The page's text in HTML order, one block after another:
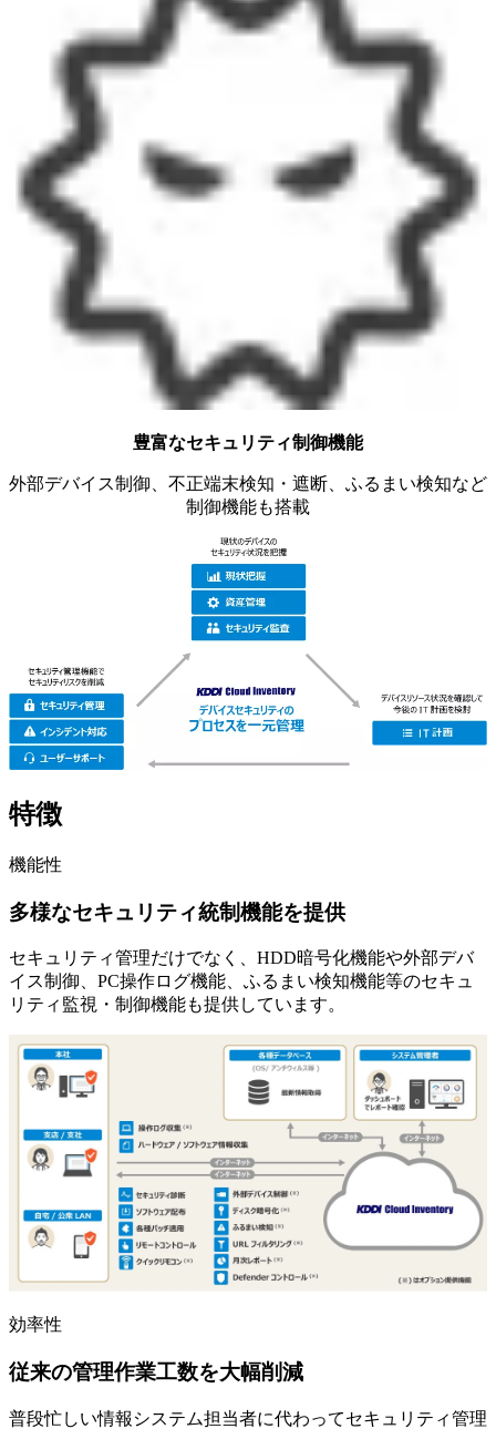
豊富なセキュリティ制御機能
外部デバイス制御、不正端末検知・遮断、ふるまい検知など
制御機能も搭載
特徴
機能性
多様なセキュリティ統制機能を提供
セキュリティ管理だけでなく、HDD暗号化機能や外部デバ
イス制御、PC操作ログ機能、ふるまい検知機能等のセキュ
リティ監視・制御機能も提供しています。
効率性
従来の管理作業工数を大幅削減
普段忙しい情報システム担当者に代わってセキュリティ管理